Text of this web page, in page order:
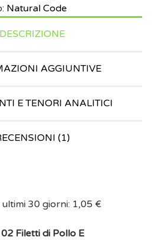
Natural Code
DESCRIZIONE
AGGIUNTIVE
E TENORI ANALITICI
(1)
30 giorni: 1,05 €
Filetti di Pollo E